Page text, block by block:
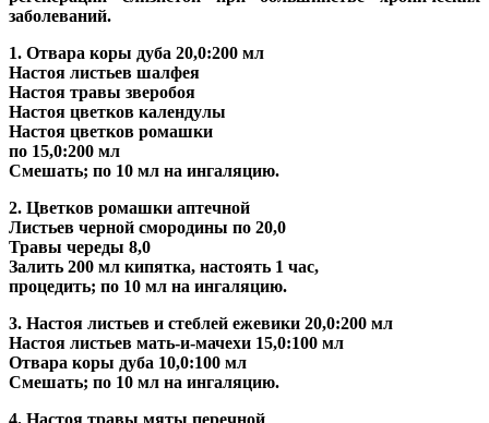
заболеваний.
1. Отвара коры дуба 20,0:200 мл
Настоя листьев шалфея
Настоя травы зверобоя
Настоя цветков календулы
Настоя цветков ромашки
по 15,0:200 мл
Смешать; по 10 мл на ингаляцию.
2. Цветков ромашки аптечной
Листьев черной смородины по 20,0
Травы череды 8,0
Залить 200 мл кипятка, настоять 1 час,
процедить; по 10 мл на ингаляцию.
3. Настоя листьев и стеблей ежевики 20,0:200 мл
Настоя листьев мать-и-мачехи 15,0:100 мл
Отвара коры дуба 10,0:100 мл
Смешать; по 10 мл на ингаляцию.
4. Настоя травы мяты перечной